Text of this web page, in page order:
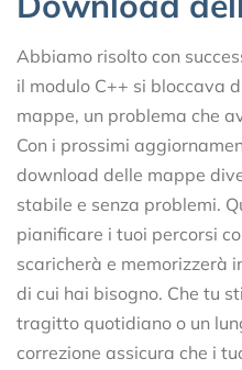
Abbiamo risolto con
il modulo C++ si bloccava
mappe, un problema che
Con i prossimi
download delle mappe
stabile e senza problemi.
pianificare i tuoi percorsi
scaricherà e memorizzerà
di cui hai bisogno. Che tu
tragitto quotidiano o un
correzione assicura che i